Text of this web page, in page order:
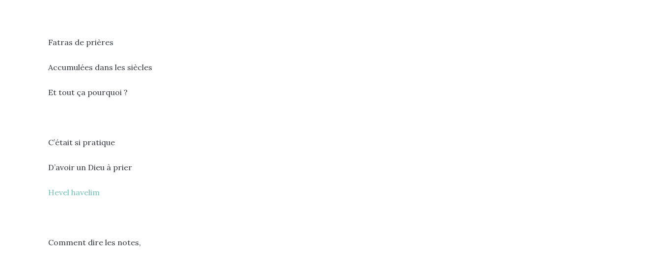
Fatras de prières
Accumulées dans les siècles
Et tout ça pourquoi ?
C’était si pratique
D’avoir un Dieu à prier
Hevel havelim
Comment dire les notes,